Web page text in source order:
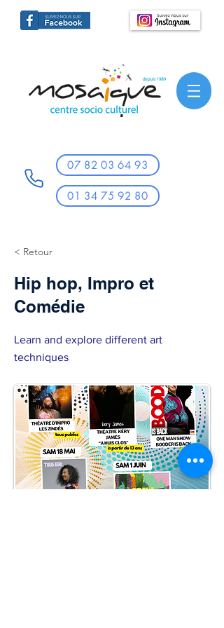
07 82 03 64 93
01 34 75 92 80
< Retour
Hip hop, Impro et
Comédie
Learn and explore different art
techniques